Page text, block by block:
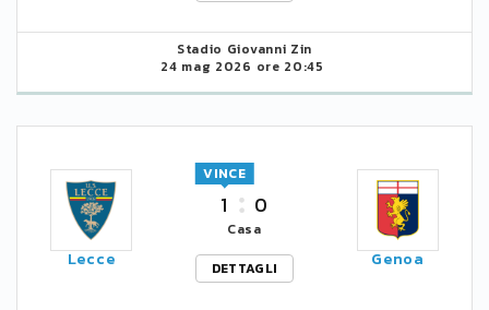
Stadio Giovanni Zin
24 mag 2026 ore 20:45
Lecce
1
VINCE
0
Casa
DETTAGLI
Genoa